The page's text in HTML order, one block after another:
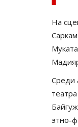
На
Среди
этно-